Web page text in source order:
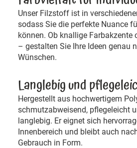
Unser Filzstoff ist in
sodass Sie die perfekte Nuance
können. Ob knallige Farbakzente
– gestalten Sie Ihre Ideen genau
Wünschen.
Langlebig und
Hergestellt aus hochwertigem
schmutzabweisend, pflegeleicht
langlebig. Er eignet sich
Innenbereich und bleibt auch
Gebrauch in Form.